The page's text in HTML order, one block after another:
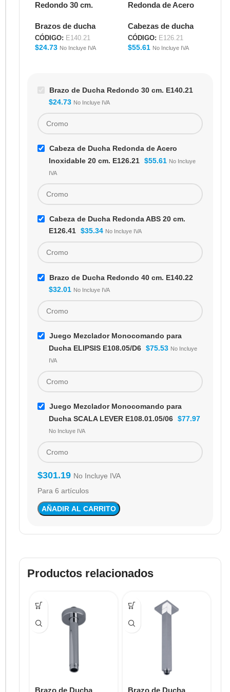
Redondo 30 cm.
Brazos de ducha
CÓDIGO: E140.21
$24.73 No Incluye IVA
Redonda de Acero
E126.21
Cabezas de ducha
CÓDIGO: E126.21
$55.61 No Incluye IVA
Brazo de Ducha Redondo 30 cm. E140.21
$24.73 No Incluye IVA
Cabeza de Ducha Redonda de Acero
Inoxidable 20 cm. E126.21 $55.61 No Incluye
IVA
Cabeza de Ducha Redonda ABS 20 cm.
E126.41 $35.34 No Incluye IVA
Brazo de Ducha Redondo 40 cm. E140.22
$32.01 No Incluye IVA
Juego Mezclador Monocomando para
Ducha ELIPSIS E108.05/D6 $75.53 No Incluye
IVA
Juego Mezclador Monocomando para
Ducha SCALA LEVER E108.01.05/06 $77.97
No Incluye IVA
$301.19 No Incluye IVA
Para 6 artículos
AÑADIR AL CARRITO
Productos relacionados
Brazo de Ducha
Brazo de Ducha